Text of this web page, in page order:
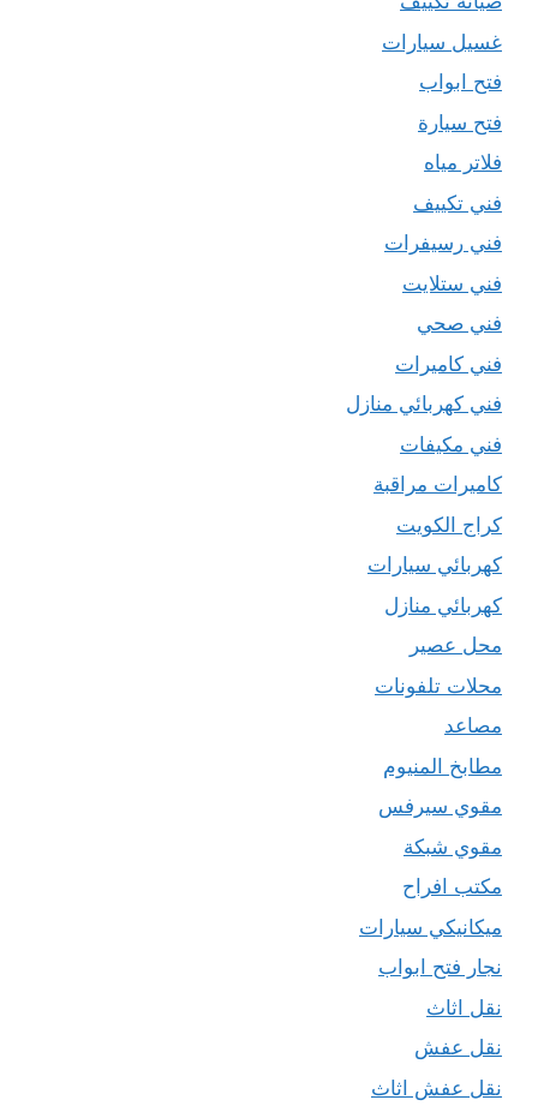
غسيل سيارات
فتح ابواب
فتح سيارة
فلاتر مياه
فني تكييف
فني رسيفرات
فني ستلايت
فني صحي
فني كاميرات
فني كهربائي منازل
فني مكيفات
كاميرات مراقبة
كراج الكويت
كهربائي سيارات
كهربائي منازل
محل عصير
محلات تلفونات
مصاعد
مطابخ المنيوم
مقوي سيرفس
مقوي شبكة
مكتب افراح
ميكانيكي سيارات
نجار فتح ابواب
نقل اثاث
نقل عفش
نقل عفش اثاث